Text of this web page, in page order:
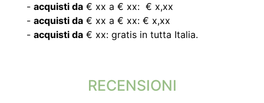
- acquisti da € xx a € xx: € x,xx
- acquisti da € xx a € xx: € x,xx
- acquisti da € xx: gratis in tutta Italia.
RECENSIONI